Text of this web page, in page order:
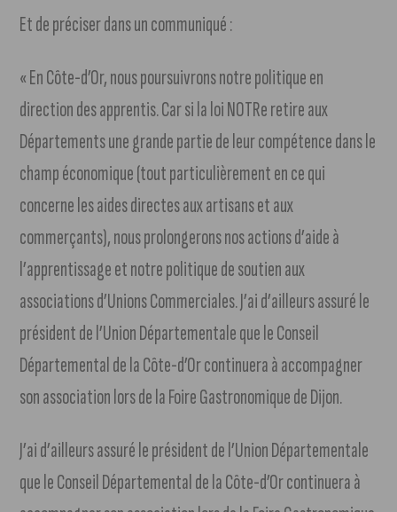
Et de préciser dans un communiqué :
« En Côte-d’Or, nous poursuivrons notre politique en
direction des apprentis. Car si la loi NOTRe retire aux
Départements une grande partie de leur compétence dans le
champ économique (tout particulièrement en ce qui
concerne les aides directes aux artisans et aux
commerçants), nous prolongerons nos actions d’aide à
l’apprentissage et notre politique de soutien aux
associations d’Unions Commerciales. J’ai d’ailleurs assuré le
président de l’Union Départementale que le Conseil
Départemental de la Côte-d’Or continuera à accompagner
son association lors de la Foire Gastronomique de Dijon.
J’ai d’ailleurs assuré le président de l’Union Départementale
que le Conseil Départemental de la Côte-d’Or continuera à